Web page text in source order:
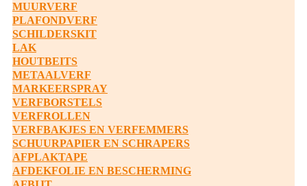
MUURVERF
PLAFONDVERF
SCHILDERSKIT
LAK
HOUTBEITS
METAALVERF
MARKEERSPRAY
VERFBORSTELS
VERFROLLEN
VERFBAKJES EN VERFEMMERS
SCHUURPAPIER EN SCHRAPERS
AFPLAKTAPE
AFDEKFOLIE EN BESCHERMING